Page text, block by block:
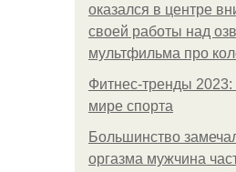
оказался в центре
своей работы над
мультфильма про
Фитнес-тренды 2023:
мире спорта
Большинство
оргазма мужчина